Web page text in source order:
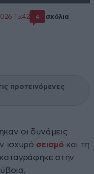
15:42 4 σχόλια
προτεινόμενες
οι δυνάμεις
ισχυρό σεισμό και τη
στην